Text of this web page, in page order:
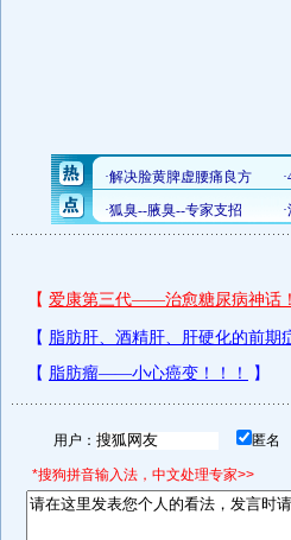
用户： 匿名
*搜狗拼音输入法，中文处理专家>>